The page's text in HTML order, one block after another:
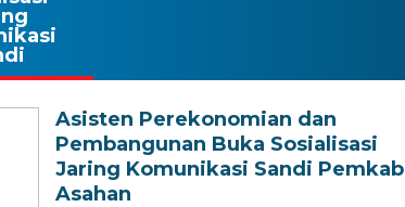
Asisten Perekonomian dan
Pembangunan Buka Sosialisasi
Jaring Komunikasi Sandi Pemkab
Asahan